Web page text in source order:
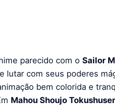
parecido com o Sailor
lutar com seus poderes
bem colorida e
Mahou Shoujo